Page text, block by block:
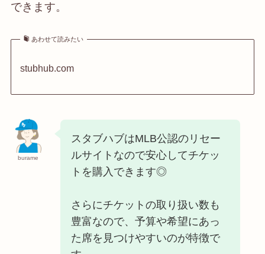
できます。
あわせて読みたい
stubhub.com
burame
スタブハブはMLB公認のリセー
ルサイトなので安心してチケッ
トを購入できます◎
さらにチケットの取り扱い数も
豊富なので、予算や希望にあっ
た席を見つけやすいのが特徴で